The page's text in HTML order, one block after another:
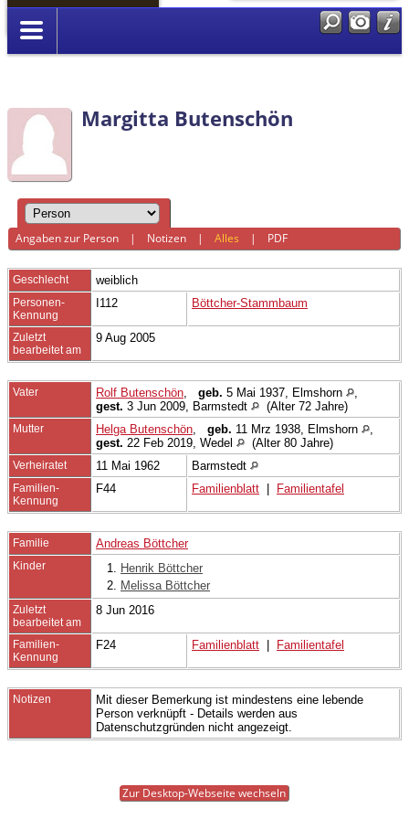
Anmelden
Margitta Butenschön
Angaben zur Person | Notizen |Alles | PDF
Geschlecht weiblich
Personen-
Kennung
I112 Böttcher-Stammbaum
Zuletzt
bearbeitet am
9 Aug 2005
Vater Rolf Butenschön geb. 5 Mai 1937, Elmshorn
gest. 3 Jun 2009, Barmstedt (Alter 72 Jahre)
Mutter Helga Butenschön geb. 11 Mrz 1938, Elmshorn
gest. 22 Feb 2019, Wedel (Alter 80 Jahre)
Verheiratet 11 Mai 1962 Barmstedt
Familien-
Kennung
F44 Familienblatt Familientafel
Familie Andreas Böttcher
Kinder 1.
Henrik Böttcher
2.
Melissa Böttcher
Zuletzt
bearbeitet am
8 Jun 2016
Familien-
Kennung
F24 Familienblatt Familientafel
Notizen
Mit dieser Bemerkung ist mindestens eine lebende
Person verknüpft - Details werden aus
Datenschutzgründen nicht angezeigt.
Zur Desktop-Webseite wechseln